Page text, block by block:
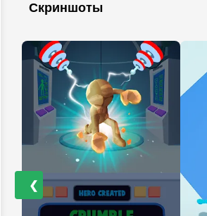
Скриншоты
❮